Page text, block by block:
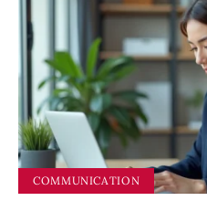
COMMUNICATION